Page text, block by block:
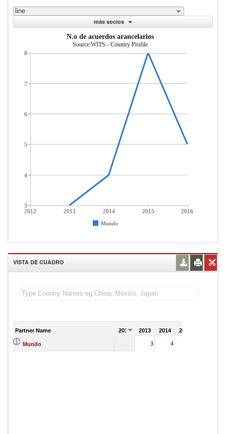
line
más socios
N.o de acuerdos arancelarios
Source:WITS - Country Profile
2012 2013 2014 2015
2016
Mundo
8
7
6
5
4
3
VISTA DE CUADRO
Partner Name 2012 2013 2014 2015
Mundo 3 4